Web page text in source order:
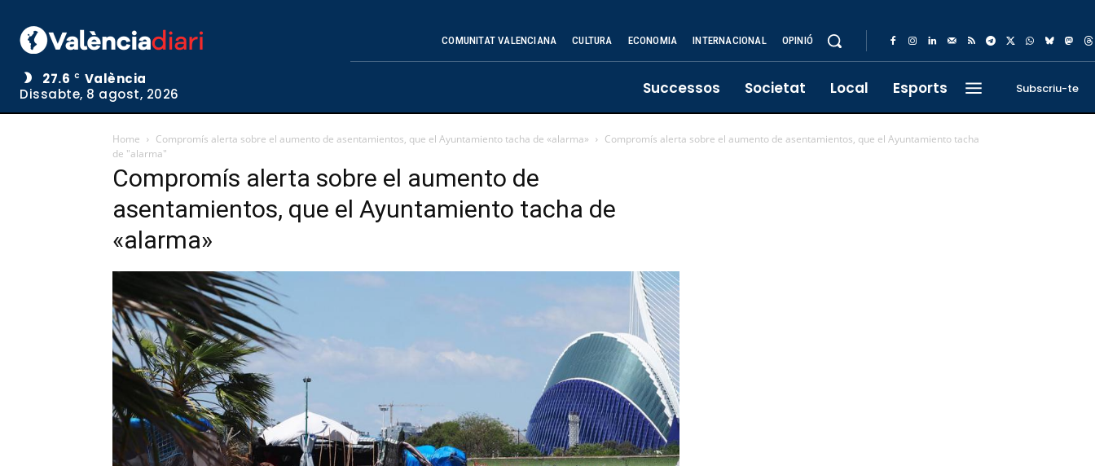
27.6 C
València
Dissabte, 8 agost, 2026
COMUNITAT VALENCIANA CULTURA ECONOMIA INTERNACIONAL OPINIÓ
Successos Societat Local Esports Subscriu-te
Home Compromís alerta sobre el aumento de asentamientos, que el Ayuntamiento tacha de «alarma»
Compromís alerta sobre el aumento de asentamientos, que el Ayuntamiento tacha
de "alarma"
Compromís alerta sobre el aumento de
asentamientos, que el Ayuntamiento tacha de
«alarma»